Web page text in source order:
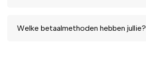
Welke betaalmethoden hebben jullie?